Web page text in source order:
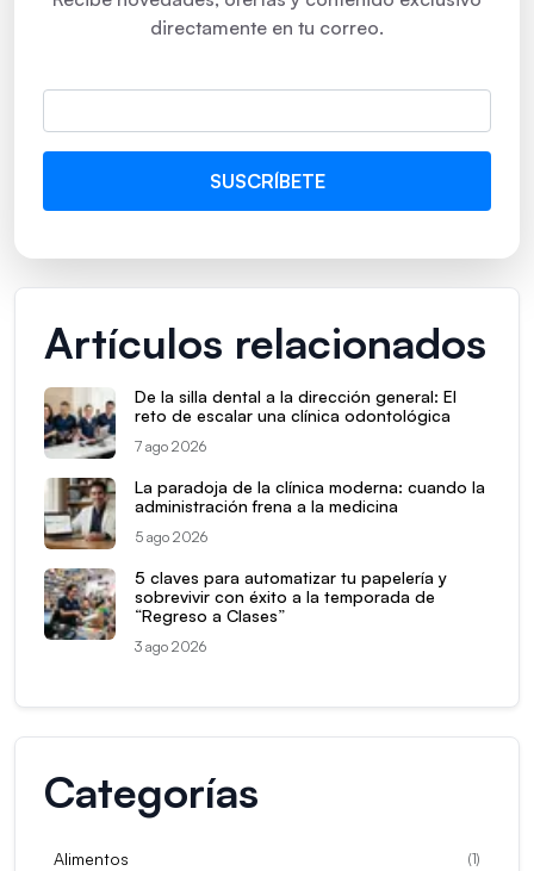
directamente en tu correo.
Artículos relacionados
De la silla dental a la dirección general: El
reto de escalar una clínica odontológica
7 ago 2026
La paradoja de la clínica moderna: cuando la
administración frena a la medicina
5 ago 2026
5 claves para automatizar tu papelería y
sobrevivir con éxito a la temporada de
“Regreso a Clases”
3 ago 2026
Categorías
Alimentos (1)